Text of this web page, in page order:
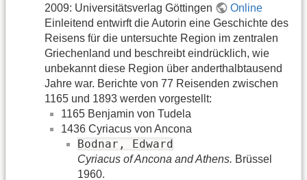
2009: Universitätsverlag Göttingen
Online
Einleitend entwirft die Autorin eine Geschichte des
Reisens für die untersuchte Region im zentralen
Griechenland und beschreibt eindrücklich, wie
unbekannt diese Region über anderthalbtausend
Jahre war. Berichte von 77 Reisenden zwischen
1165 und 1893 werden vorgestellt:
1165 Benjamin von Tudela
1436 Cyriacus von Ancona
Bodnar, Edward
Cyriacus of Ancona and Athens. Brüssel
1960.